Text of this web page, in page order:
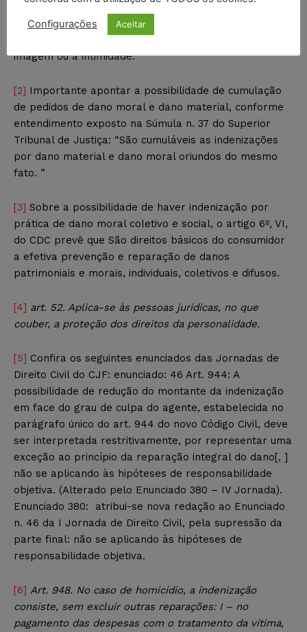
determina o artigo 5.º, incisos V e X, da Constituição
Federal que é assegurada a reparação do dano moral
imagem ou à intimidade.
[2] Importante apontar a possibilidade de cumulação
de pedidos de dano moral e dano material, conforme
entendimento exposto na Súmula n. 37 do Superior
Tribunal de Justiça: “São cumuláveis as indenizações
por dano material e dano moral oriundos do mesmo
fato. ”
[3] Sobre a possibilidade de haver indenização por
prática de dano moral coletivo e social, o artigo 6º, VI,
do CDC prevê que São direitos básicos do consumidor
a efetiva prevenção e reparação de danos
patrimoniais e morais, individuais, coletivos e difusos.
[4] art. 52. Aplica-se às pessoas jurídicas, no que
couber, a proteção dos direitos da personalidade.
[5] Confira os seguintes enunciados das Jornadas de
Direito Civil do CJF: enunciado: 46 Art. 944: A
possibilidade de redução do montante da indenização
em face do grau de culpa do agente, estabelecida no
parágrafo único do art. 944 do novo Código Civil, deve
ser interpretada restritivamente, por representar uma
exceção ao princípio da reparação integral do dano[, ]
não se aplicando às hipóteses de responsabilidade
objetiva. (Alterado pelo Enunciado 380 – IV Jornada).
Enunciado 380: atribui-se nova redação ao Enunciado
n. 46 da I Jornada de Direito Civil, pela supressão da
parte final: não se aplicando às hipóteses de
responsabilidade objetiva.
[6] Art. 948. No caso de homicídio, a indenização
consiste, sem excluir outras reparações: I – no
pagamento das despesas com o tratamento da vítima,
Configurações Aceitar